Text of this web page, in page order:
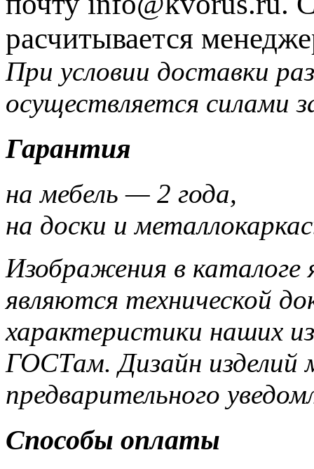
расчитывается
При условии доставки
осуществляется силами
Гарантия
на мебель — 2 года,
на доски и
Изображения в
являются технической
характеристики наших
ГОСТам. Дизайн
предварительного
Способы оплаты